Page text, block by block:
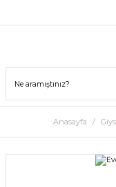
Anasayfa